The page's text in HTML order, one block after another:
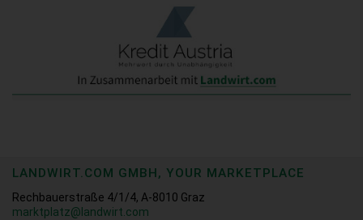
LANDWIRT.COM GMBH, YOUR MARKETPLACE
Rechbauerstraße 4/1/4, A-8010 Graz
marktplatz@landwirt.com